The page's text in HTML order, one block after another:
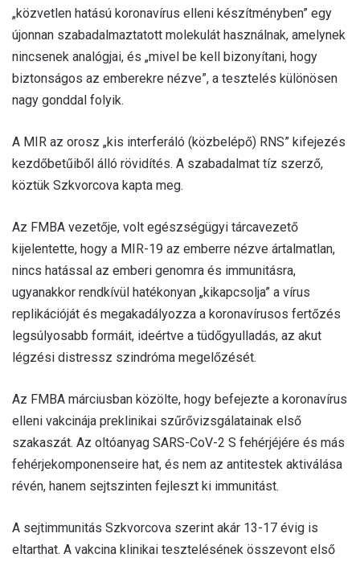
„közvetlen hatású koronavírus elleni készítményben” egy
újonnan szabadalmaztatott molekulát használnak, amelynek
nincsenek analógjai, és „mivel be kell bizonyítani, hogy
biztonságos az emberekre nézve”, a tesztelés különösen
nagy gonddal folyik.
A MIR az orosz „kis interferáló (közbelépő) RNS” kifejezés
kezdőbetűiből álló rövidítés. A szabadalmat tíz szerző,
köztük Szkvorcova kapta meg.
Az FMBA vezetője, volt egészségügyi tárcavezető
kijelentette, hogy a MIR-19 az emberre nézve ártalmatlan,
nincs hatással az emberi genomra és immunitásra,
ugyanakkor rendkívül hatékonyan „kikapcsolja” a vírus
replikációját és megakadályozza a koronavírusos fertőzés
legsúlyosabb formáit, ideértve a tüdőgyulladás, az akut
légzési distressz szindróma megelőzését.
Az FMBA márciusban közölte, hogy befejezte a koronavírus
elleni vakcinája preklinikai szűrővizsgálatainak első
szakaszát. Az oltóanyag SARS-CoV-2 S fehérjéjére és más
fehérjekomponenseire hat, és nem az antitestek aktiválása
révén, hanem sejtszinten fejleszt ki immunitást.
A sejtimmunitás Szkvorcova szerint akár 13-17 évig is
eltarthat. A vakcina klinikai tesztelésének összevont első